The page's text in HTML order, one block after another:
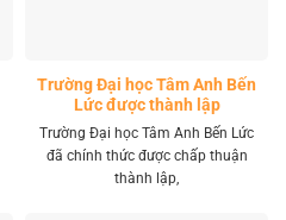
Trường Đại học Tâm Anh Bến
Lức được thành lập
Trường Đại học Tâm Anh Bến Lức
đã chính thức được chấp thuận
thành lập,